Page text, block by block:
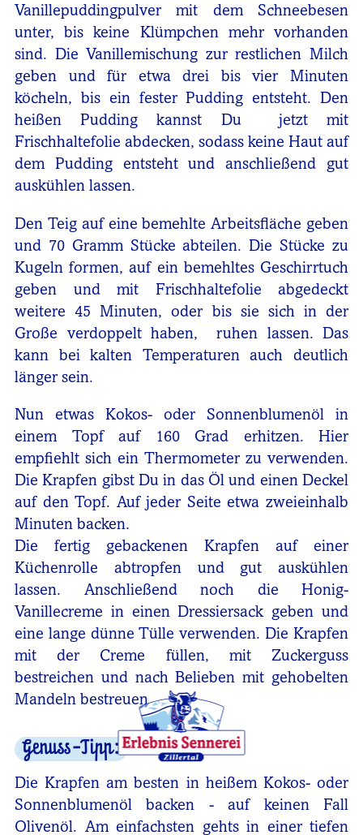
Vanillepuddingpulver mit dem Schneebesen
unter, bis keine Klümpchen mehr vorhanden
sind. Die Vanillemischung zur restlichen Milch
geben und für etwa drei bis vier Minuten
köcheln, bis ein fester Pudding entsteht. Den
heißen Pudding kannst Du jetzt mit
Frischhaltefolie abdecken, sodass keine Haut auf
dem Pudding entsteht und anschließend gut
auskühlen lassen.
Den Teig auf eine bemehlte Arbeitsfläche geben
und 70 Gramm Stücke abteilen. Die Stücke zu
Kugeln formen, auf ein bemehltes Geschirrtuch
geben und mit Frischhaltefolie abgedeckt
weitere 45 Minuten, oder bis sie sich in der
Große verdoppelt haben, ruhen lassen. Das
kann bei kalten Temperaturen auch deutlich
länger sein.
Nun etwas Kokos- oder Sonnenblumenöl in
einem Topf auf 160 Grad erhitzen. Hier
empfiehlt sich ein Thermometer zu verwenden.
Die Krapfen gibst Du in das Öl und einen Deckel
auf den Topf. Auf jeder Seite etwa zweieinhalb
Minuten backen.
Die fertig gebackenen Krapfen auf einer
Küchenrolle abtropfen und gut auskühlen
lassen. Anschließend noch die Honig-
Vanillecreme in einen Dressiersack geben und
eine lange dünne Tülle verwenden. Die Krapfen
mit der Creme füllen, mit Zuckerguss
bestreichen und nach Belieben mit gehobelten
Mandeln bestreuen.
Genuss-Tipp:
Die Krapfen am besten in heißem Kokos- oder
Sonnenblumenöl backen - auf keinen Fall
Olivenöl. Am einfachsten gehts in einer tiefen